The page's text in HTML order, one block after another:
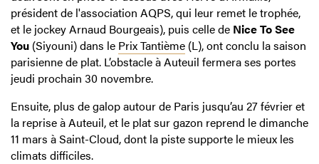
président de l'association AQPS, qui leur remet le trophée,
et le jockey Arnaud Bourgeais), puis celle de Nice To See
You (Siyouni) dans le Prix Tantième (L), ont conclu la saison
parisienne de plat. L’obstacle à Auteuil fermera ses portes
jeudi prochain 30 novembre.
Ensuite, plus de galop autour de Paris jusqu’au 27 février et
la reprise à Auteuil, et le plat sur gazon reprend le dimanche
11 mars à Saint-Cloud, dont la piste supporte le mieux les
climats difficiles.